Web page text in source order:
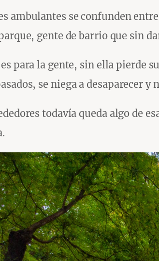
ambulantes se confunden
gente de barrio que sin
para la gente, sin ella pierde
se niega a desaparecer
todavía queda algo de